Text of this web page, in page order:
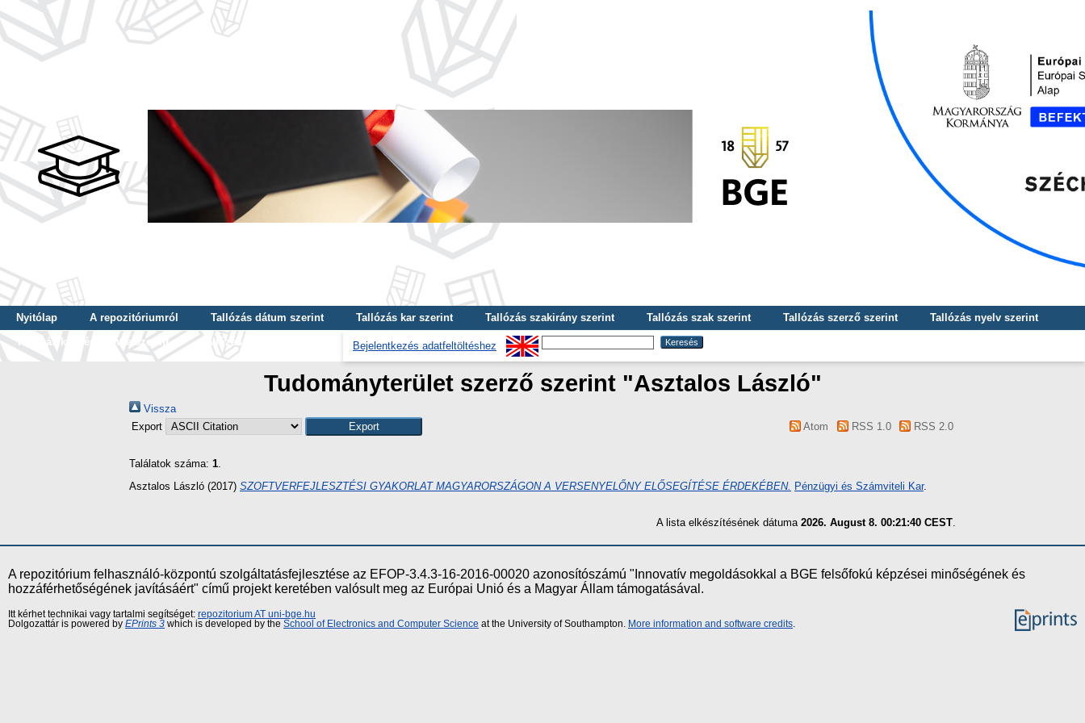
Nyitólap A repozitóriumról Tallózás dátum szerint Tallózás kar szerint Tallózás szakirány szerint Tallózás szak szerint Tallózás szerző szerint
Tallózás nyelv szerint
Tallózás képzés szintje szerint
Tallózás kulcsszó szerint Bejelentkezés adatfeltöltéshez
Tudományterület szerző szerint "Asztalos László"
Vissza
Export
Atom RSS 1.0 RSS 2.0
Találatok száma: 1.
Asztalos László (2017) SZOFTVERFEJLESZTÉSI GYAKORLAT MAGYARORSZÁGON A VERSENYELŐNY ELŐSEGÍTÉSE ÉRDEKÉBEN. Pénzügyi és Számviteli Kar.
A lista elkészítésének dátuma 2026. August 8. 00:21:40 CEST
A repozitórium felhasználó-központú szolgáltatásfejlesztése az EFOP-3.4.3-16-2016-00020 azonosítószámú "Innovatív megoldásokkal a BGE felsőfokú képzései minőségének és
hozzáférhetőségének javításáért" című projekt keretében valósult meg az Európai Unió és a Magyar Állam támogatásával.
Itt kérhet technikai vagy tartalmi segítséget: repozitorium AT uni-bge.hu
Dolgozattár is powered by EPrints 3 which is developed by the School of Electronics and Computer Science at the University of Southampton. More information and software credits